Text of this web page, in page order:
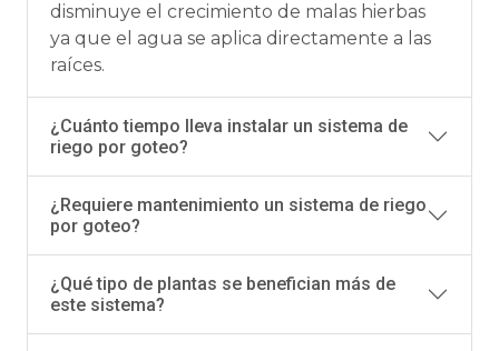
disminuye el crecimiento de malas hierbas
ya que el agua se aplica directamente a las
raíces.
¿Cuánto tiempo lleva instalar un sistema de
riego por goteo?
¿Requiere mantenimiento un sistema de riego
por goteo?
¿Qué tipo de plantas se benefician más de
este sistema?